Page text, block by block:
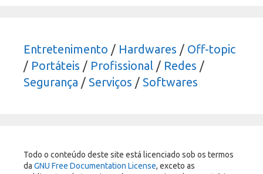
Entretenimento / Hardwares / Off-topic
/ Portáteis / Profissional / Redes /
Segurança / Serviços / Softwares
Todo o conteúdo deste site está licenciado sob os termos
da GNU Free Documentation License, exceto as